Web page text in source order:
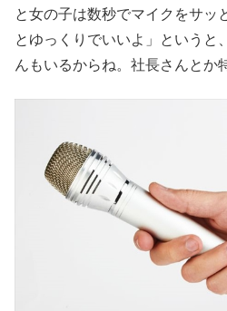
と女の子は数秒でマイクをサッ
とゆっくりでいいよ」というと
んもいるからね。社長さんとか